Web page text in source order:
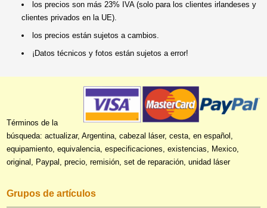
los precios son más 23% IVA (solo para los clientes irlandeses y
clientes privados en la UE).
los precios están sujetos a cambios.
¡Datos técnicos y fotos están sujetos a error!
Términos de la
búsqueda: actualizar, Argentina, cabezal láser, cesta, en español,
equipamiento, equivalencia, especificaciones, existencias, Mexico,
original, Paypal, precio, remisión, set de reparación, unidad láser
Grupos de artículos